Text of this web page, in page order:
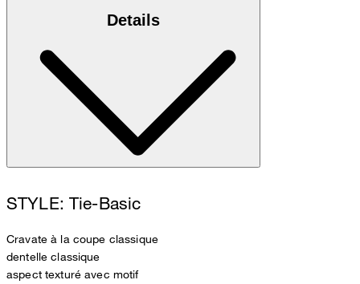
Details
STYLE: Tie-Basic
Cravate à la coupe classique
dentelle classique
aspect texturé avec motif